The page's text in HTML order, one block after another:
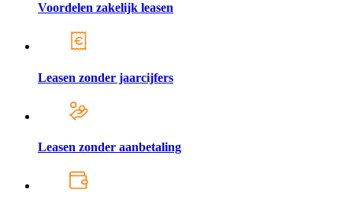
Voordelen zakelijk leasen
Leasen zonder jaarcijfers
Leasen zonder aanbetaling